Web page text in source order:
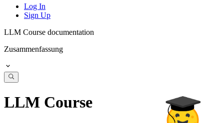
Log In
Sign Up
LLM Course documentation
Zusammenfassung
LLM Course